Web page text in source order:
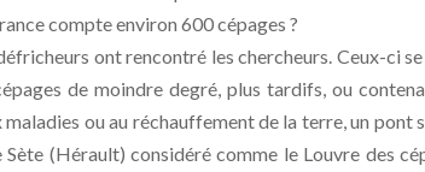
compte environ 600 cépages ?
ont rencontré les chercheurs. Ceux-ci
de moindre degré, plus tardifs, ou
maladies ou au réchauffement de la terre, un
Sète (Hérault) considéré comme le Louvre des